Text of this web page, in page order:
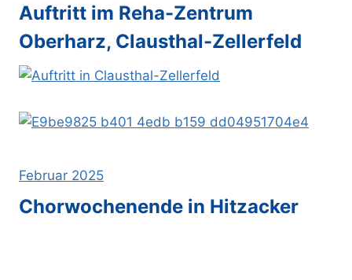
Auftritt im Reha-Zentrum
Oberharz, Clausthal-Zellerfeld
Februar 2025
Chorwochenende in Hitzacker